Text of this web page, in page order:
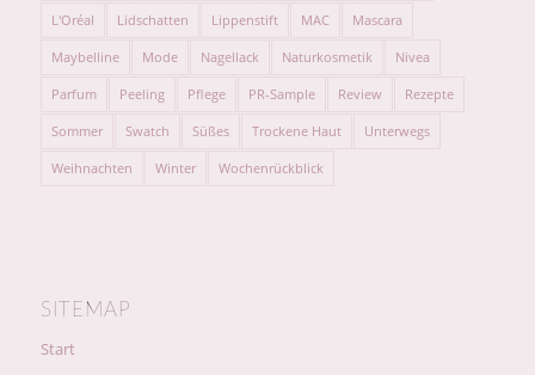
L'Oréal Lidschatten Lippenstift MAC Mascara
Maybelline Mode Nagellack Naturkosmetik Nivea
Parfum Peeling Pflege PR-Sample Review Rezepte
Sommer Swatch Süßes Trockene Haut Unterwegs
Weihnachten Winter Wochenrückblick
SITEMAP
Start